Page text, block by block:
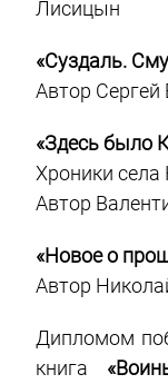
Лисицын
«Суздаль.
Автор Сергей
«Здесь было
Хроники села
Автор
«Новое о
Автор
Дипломом
книга